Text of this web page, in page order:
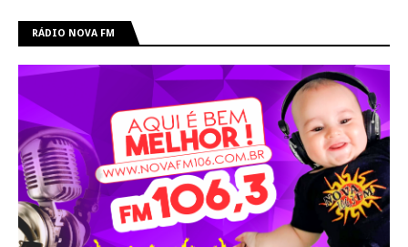
RÁDIO NOVA FM